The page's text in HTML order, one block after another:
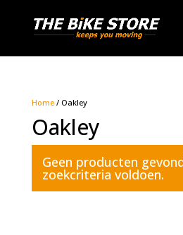
Home/ Oakley
Oakley
Geen producten
zoekcriteria voldoen.